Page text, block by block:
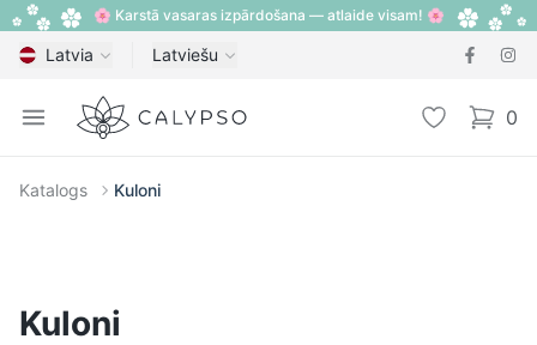
🌸 Karstā vasaras izpārdošana — atlaide visam! 🌸
Latvia Latviešu
Open menu
Calypso Vēlmju 0
items
Katalogs Kuloni
Kuloni